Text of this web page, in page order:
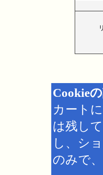
Cookie
カート
は残し
し、シ
のみで